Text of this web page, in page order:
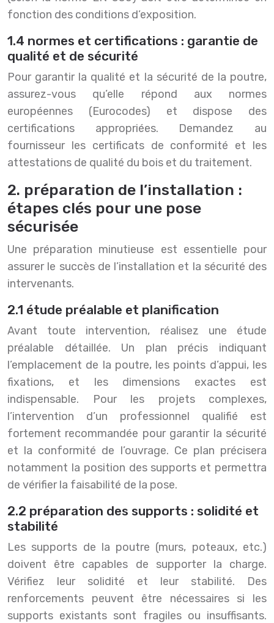
fonction des conditions d’exposition.
1.4 normes et certifications : garantie de
qualité et de sécurité
Pour garantir la qualité et la sécurité de la poutre,
assurez-vous qu’elle répond aux normes
européennes (Eurocodes) et dispose des
certifications appropriées. Demandez au
fournisseur les certificats de conformité et les
attestations de qualité du bois et du traitement.
2. préparation de l’installation :
étapes clés pour une pose
sécurisée
Une préparation minutieuse est essentielle pour
assurer le succès de l’installation et la sécurité des
intervenants.
2.1 étude préalable et planification
Avant toute intervention, réalisez une étude
préalable détaillée. Un plan précis indiquant
l’emplacement de la poutre, les points d’appui, les
fixations, et les dimensions exactes est
indispensable. Pour les projets complexes,
l’intervention d’un professionnel qualifié est
fortement recommandée pour garantir la sécurité
et la conformité de l’ouvrage. Ce plan précisera
notamment la position des supports et permettra
de vérifier la faisabilité de la pose.
2.2 préparation des supports : solidité et
stabilité
Les supports de la poutre (murs, poteaux, etc.)
doivent être capables de supporter la charge.
Vérifiez leur solidité et leur stabilité. Des
renforcements peuvent être nécessaires si les
supports existants sont fragiles ou insuffisants.